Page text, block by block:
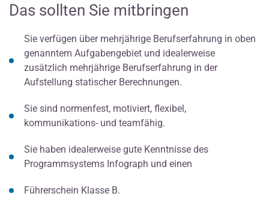
Das sollten Sie mitbringen
Sie verfügen über mehrjährige Berufserfahrung in oben
genanntem Aufgabengebiet und idealerweise
zusätzlich mehrjährige Berufserfahrung in der
Aufstellung statischer Berechnungen.
Sie sind normenfest, motiviert, flexibel,
kommunikations- und teamfähig.
Sie haben idealerweise gute Kenntnisse des
Programmsystems Infograph und einen
Führerschein Klasse B.